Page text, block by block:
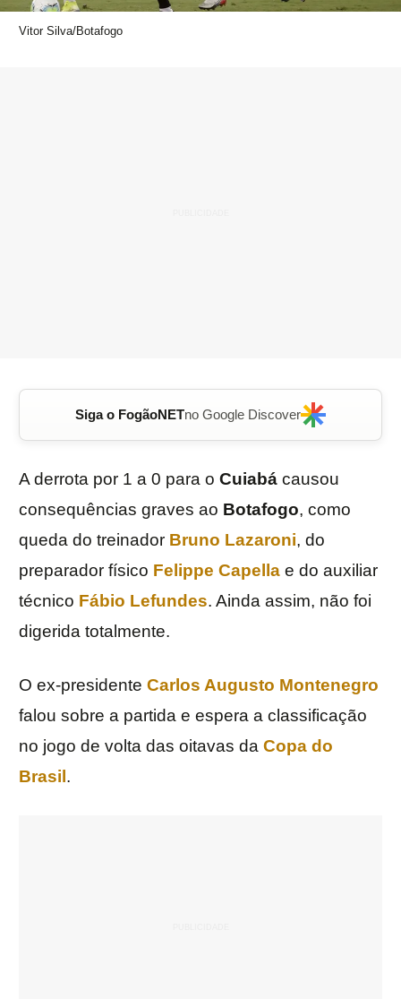
Vitor Silva/Botafogo
Siga o FogãoNETno Google Discover
A derrota por 1 a 0 para o Cuiabá causou
consequências graves ao Botafogo, como
queda do treinador Bruno Lazaroni, do
preparador físico Felippe Capella e do auxiliar
técnico Fábio Lefundes. Ainda assim, não foi
digerida totalmente.
O ex-presidente Carlos Augusto Montenegro
falou sobre a partida e espera a classificação
no jogo de volta das oitavas da Copa do
Brasil .